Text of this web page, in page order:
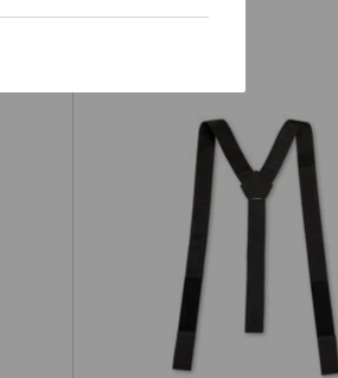
Hosenträger e.s.t:aktik